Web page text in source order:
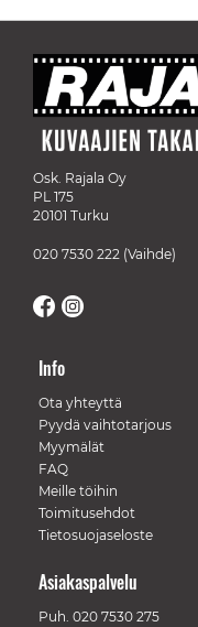
Osk. Rajala Oy
PL 175
20101 Turku
020 7530 222 (Vaihde)
Info
Ota yhteyttä
Pyydä vaihtotarjous
Myymälät
FAQ
Meille töihin
Toimitusehdot
Tietosuojaseloste
Asiakaspalvelu
Puh. 020 7530 275